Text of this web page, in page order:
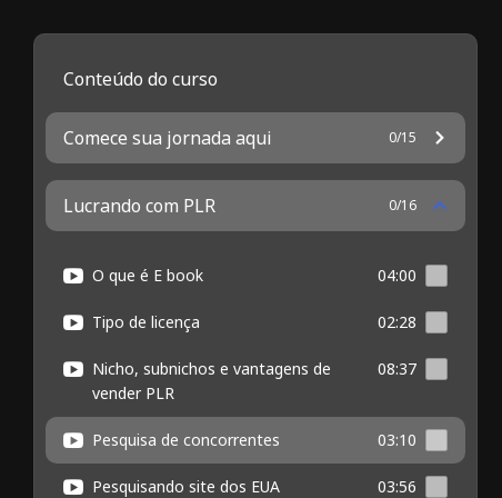
Conteúdo do curso
Comece sua jornada aqui 0/15
Lucrando com PLR 0/16
O que é E book 04:00
Tipo de licença 02:28
Nicho, subnichos e vantagens de
vender PLR
08:37
Pesquisa de concorrentes 03:10
Pesquisando site dos EUA 03:56